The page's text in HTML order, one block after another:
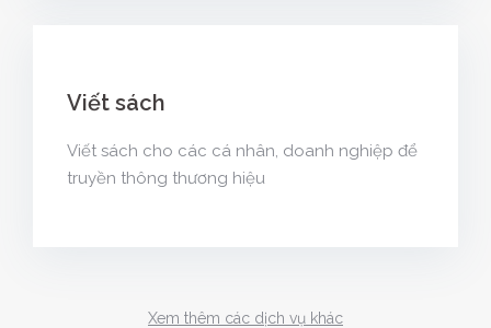
Viết sách
Viết sách cho các cá nhân, doanh nghiệp để
truyền thông thương hiệu
Xem thêm các dịch vụ khác